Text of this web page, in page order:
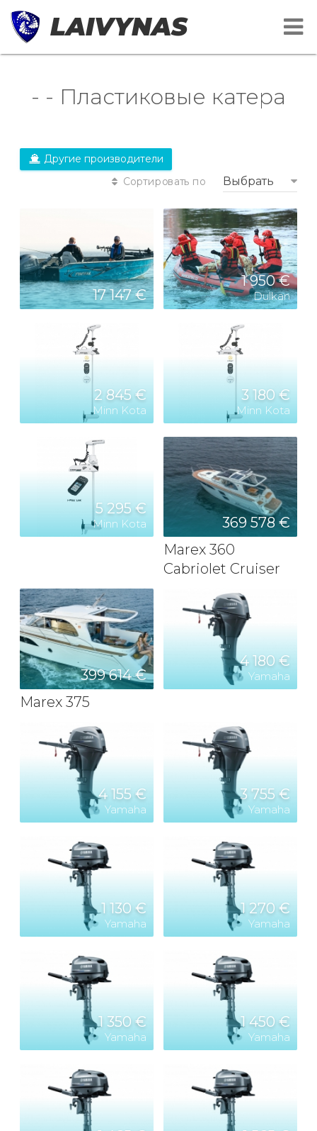
LAIVYNAS
- - Пластиковые катера
Другие производители
Сортировать по Выбрать
17 147 €
1 950 €
Dulkan
2 845 €
Minn Kota
3 180 €
Minn Kota
5 295 €
Minn Kota
369 578 €
Marex 360
Cabriolet Cruiser
399 614 €
Marex 375
4 180 €
Yamaha
4 155 €
Yamaha
3 755 €
Yamaha
1 130 €
Yamaha
1 270 €
Yamaha
1 350 €
Yamaha
1 450 €
Yamaha